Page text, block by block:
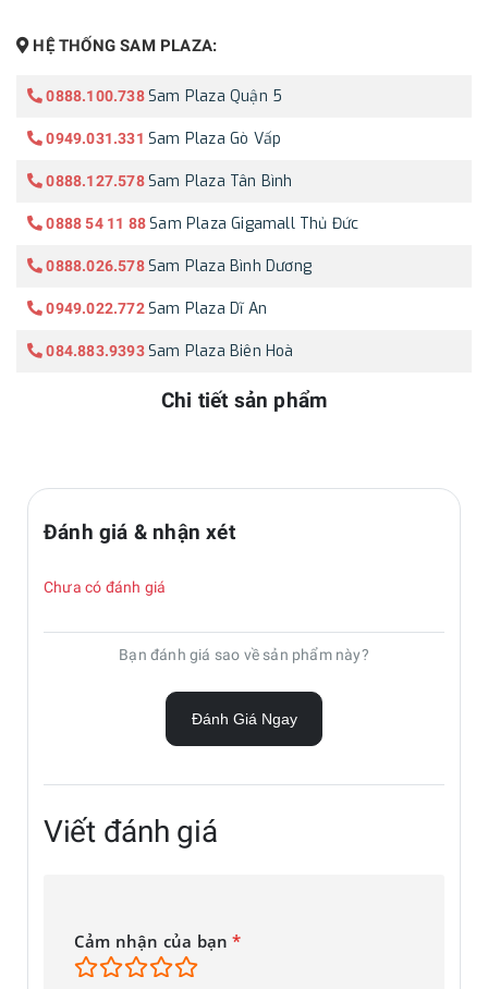
HỆ THỐNG SAM PLAZA:
0888.100.738 Sam Plaza Quận 5
0949.031.331 Sam Plaza Gò Vấp
0888.127.578 Sam Plaza Tân Bình
0888 54 11 88 Sam Plaza Gigamall Thủ Đức
0888.026.578 Sam Plaza Bình Dương
0949.022.772 Sam Plaza Dĩ An
084.883.9393 Sam Plaza Biên Hoà
Chi tiết sản phẩm
Đánh giá & nhận xét
Chưa có đánh giá
Bạn đánh giá sao về sản phẩm này?
Đánh Giá Ngay
Viết đánh giá
Cảm nhận của bạn*